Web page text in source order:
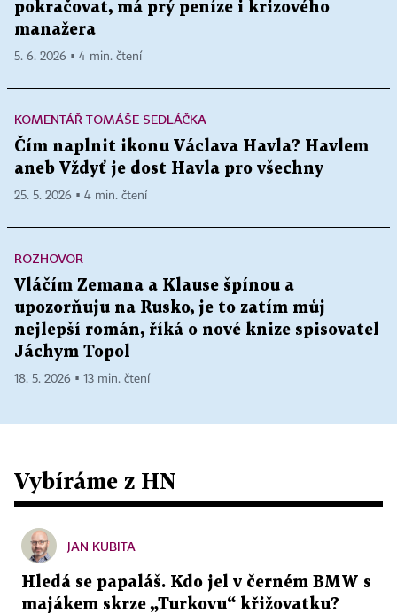
pokračovat, má prý peníze i krizového
manažera
5. 6. 2026 ▪ 4 min. čtení
KOMENTÁŘ TOMÁŠE SEDLÁČKA
Čím naplnit ikonu Václava Havla? Havlem
aneb Vždyť je dost Havla pro všechny
25. 5. 2026 ▪ 4 min. čtení
ROZHOVOR
Vláčím Zemana a Klause špínou a
upozorňuju na Rusko, je to zatím můj
nejlepší román, říká o nové knize spisovatel
Jáchym Topol
18. 5. 2026 ▪ 13 min. čtení
Vybíráme z HN
JAN KUBITA
Hledá se papaláš. Kdo jel v černém BMW s
majákem skrze „Turkovu“ křižovatku?